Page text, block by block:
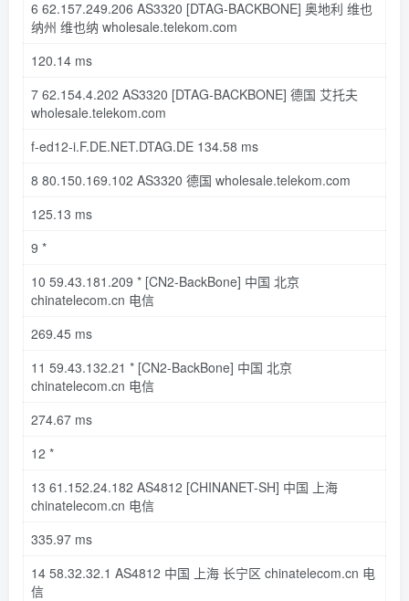
6 62.157.249.206 AS3320 [DTAG-BACKBONE] 奥地利 维也
纳州 维也纳 wholesale.telekom.com
120.14 ms
7 62.154.4.202 AS3320 [DTAG-BACKBONE] 德国 艾托夫
wholesale.telekom.com
f-ed12-i.F.DE.NET.DTAG.DE 134.58 ms
8 80.150.169.102 AS3320 德国 wholesale.telekom.com
125.13 ms
9 *
10 59.43.181.209 * [CN2-BackBone] 中国 北京
chinatelecom.cn 电信
269.45 ms
11 59.43.132.21 * [CN2-BackBone] 中国 北京
chinatelecom.cn 电信
274.67 ms
12 *
13 61.152.24.182 AS4812 [CHINANET-SH] 中国 上海
chinatelecom.cn 电信
335.97 ms
14 58.32.32.1 AS4812 中国 上海 长宁区 chinatelecom.cn 电
信